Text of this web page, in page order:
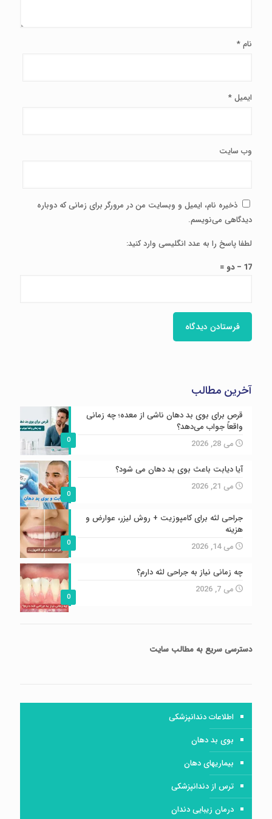
نام*
ایمیل*
وب‌ سایت
ذخیره نام، ایمیل و وبسایت من در مرورگر برای زمانی که دوباره
دیدگاهی می‌نویسم.
لطفا پاسخ را به عدد انگلیسی وارد کنید:
17 − دو =
آخرین مطالب
0
قرص برای بوی بد دهان ناشی از معده؛ چه زمانی
واقعاً جواب می‌دهد؟
می 28, 2026
0
آیا دیابت باعث بوی بد دهان می شود؟
می 21, 2026
0
جراحی لثه برای کامپوزیت + روش لیزر، عوارض و
هزینه
می 14, 2026
0
چه زمانی نیاز به جراحی لثه دارم؟
می 7, 2026
دسترسی سریعبه مطالب سایت
اطلاعات دندانپزشکی
بوی بد دهان
بیماریهای دهان
ترس از دندانپزشکی
درمان زیبایی دندان